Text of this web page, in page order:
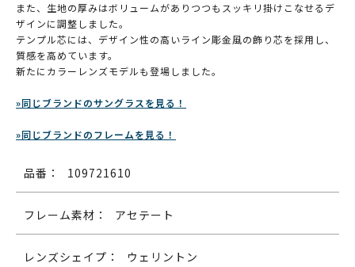
また、生地の厚みはボリュームがありつつもスッキリ掛けこなせるデ
ザインに調整しました。
テンプル芯には、デザイン性の高いライン彫金風の飾り芯を採用し、
質感を高めています。
新たにカラーレンズモデルも登場しました。
»同じブランドのサングラスを見る！
»同じブランドのフレームを見る！
品番： 109721610
フレーム素材： アセテート
レンズシェイプ： ウェリントン